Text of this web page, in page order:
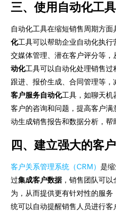
三、使用自动化工具
自动化工具在缩短销售周期方
化工具可以帮助企业自动化执
交媒体管理、潜在客户评分等
动化工具可以自动化处理销售
跟进、报价生成、合同管理等，
客户服务自动化工具，如聊天机
客户的咨询和问题，提高客户满
动生成销售报告和数据分析，帮
四、建立强大的客
客户关系管理系统（CRM）是
过集成客户数据 ，销售团队可
为，从而提供更有针对性的服务
统可以自动提醒销售人员进行